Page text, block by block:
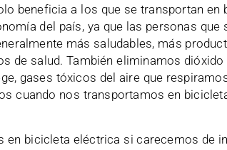
beneficia a los que se transportan en
del país, ya que las personas que
más saludables, más
de salud. También eliminamos dióxido
gases tóxicos del aire que
cuando nos transportamos en
en bicicleta eléctrica si carecemos de